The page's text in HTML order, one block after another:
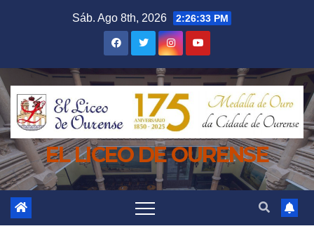
Sáb. Ago 8th, 2026 2:26:34 PM
EL LICEO DE OURENSE